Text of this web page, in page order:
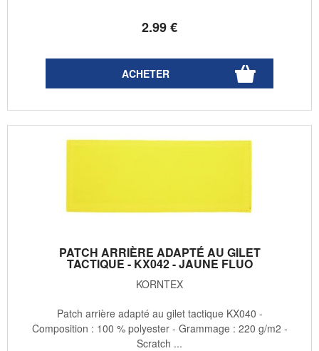
2.99€
PATCH ARRIÈRE ADAPTÉ AU GILET
TACTIQUE - KX042 - JAUNE FLUO
KORNTEX
Patch arrière adapté au gilet tactique KX040 -
Composition : 100 % polyester - Grammage : 220 g/m2 -
Scratch ...